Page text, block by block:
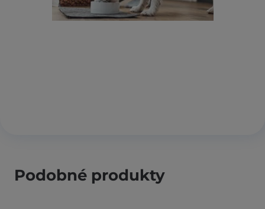
Podobné produkty